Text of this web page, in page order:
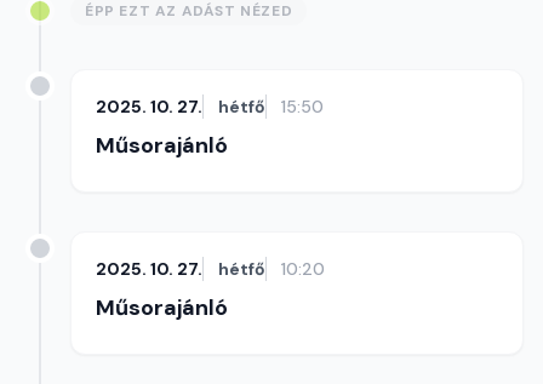
ÉPP EZT AZ ADÁST NÉZED
2025. 10. 27. hétfő 15:50
Műsorajánló
2025. 10. 27. hétfő 10:20
Műsorajánló